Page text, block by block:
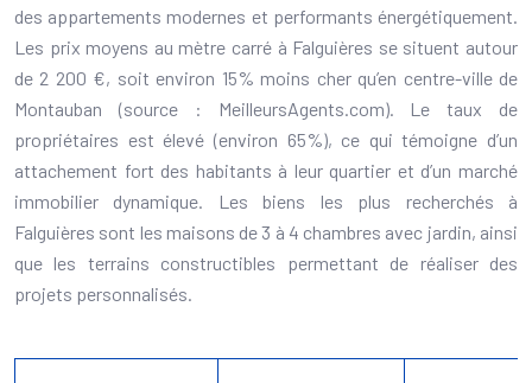
des appartements modernes et performants énergétiquement.
Les prix moyens au mètre carré à Falguières se situent autour
de 2 200 €, soit environ 15% moins cher qu’en centre-ville de
Montauban (source : MeilleursAgents.com). Le taux de
propriétaires est élevé (environ 65%), ce qui témoigne d’un
attachement fort des habitants à leur quartier et d’un marché
immobilier dynamique. Les biens les plus recherchés à
Falguières sont les maisons de 3 à 4 chambres avec jardin, ainsi
que les terrains constructibles permettant de réaliser des
projets personnalisés.